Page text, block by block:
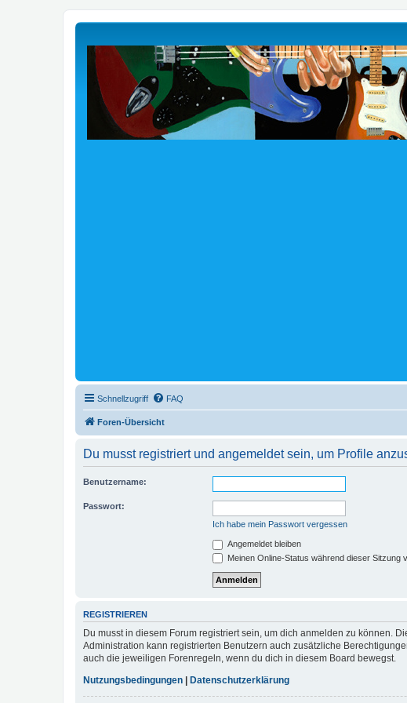
Schnellzugriff FAQ
Foren-Übersicht
Du musst registriert und angemeldet sein, um Profile
Benutzername:
Passwort:
Ich habe mein Passwort vergessen
Angemeldet bleiben
Meinen Online-Status während dieser Sitzung
REGISTRIEREN
Du musst in diesem Forum registriert sein, um dich anmelden zu können.
Administration kann registrierten Benutzern auch zusätzliche
auch die jeweiligen Forenregeln, wenn du dich in diesem Board bewegst.
Nutzungsbedingungen | Datenschutzerklärung